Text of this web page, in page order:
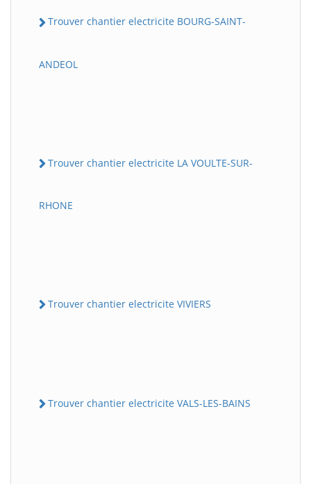
Trouver chantier electricite BOURG-SAINT-
ANDEOL
Trouver chantier electricite LA VOULTE-SUR-
RHONE
Trouver chantier electricite VIVIERS
Trouver chantier electricite VALS-LES-BAINS